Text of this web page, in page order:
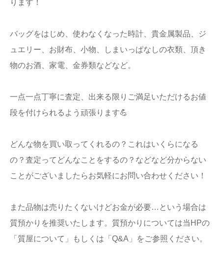
ります！
バッグをはじめ、使わなくなった時計、貴金属製品、ジ
ュエリー、お財布、小物、しまいっぱなしの衣類、頂き
物のお酒、家電、金券類などなど。
一点一点丁寧に査定、出来る限りご満足いただけるお値
段を付けられるよう頑張ります💪
どんな物を買い取ってくれるの？これはいくらになる
の？査定ってどんなことをするの？などなど分からない
ことがございましたらお気軽にお問い合わせください！
また品物は売りたくないけどお金が必要…という場合は
質預かりを推奨いたします。質預かりについては当HPの
「質屋について」もしくは「Q&A」をご参照ください。